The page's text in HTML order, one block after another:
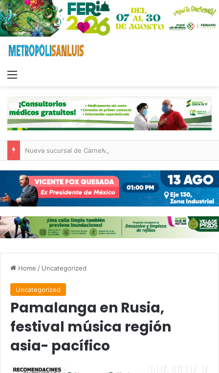
Home / Uncategorized
Uncategorized
Pamalanga en Rusia,
festival música región
asia- pacífico